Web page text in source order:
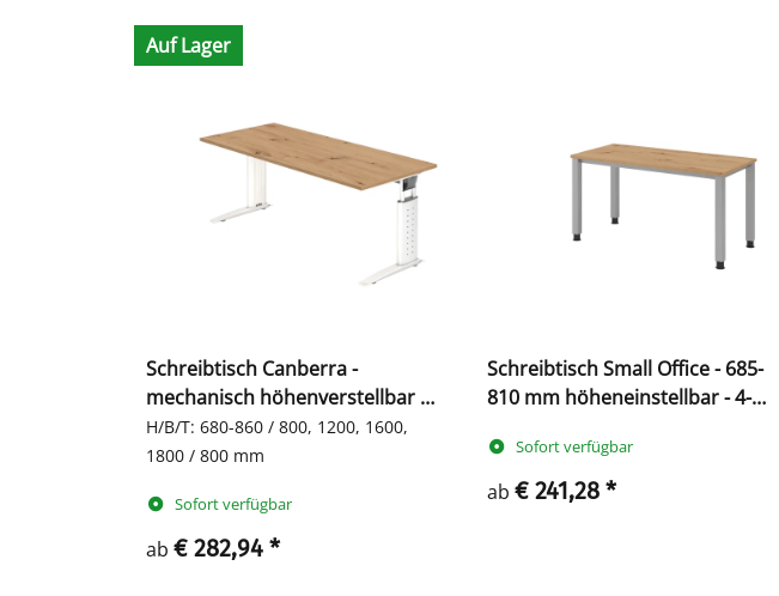
Auf Lager
Schreibtisch Canberra -
mechanisch höhenverstellbar -
C-Fuß
H/B/T: 680-860 / 800, 1200, 1600,
1800 / 800 mm
Sofort verfügbar
ab € 282,94 *
Schreibtisch Small Office - 685-
810 mm höheneinstellbar - 4-
Sofort verfügbar
ab € 241,28 *